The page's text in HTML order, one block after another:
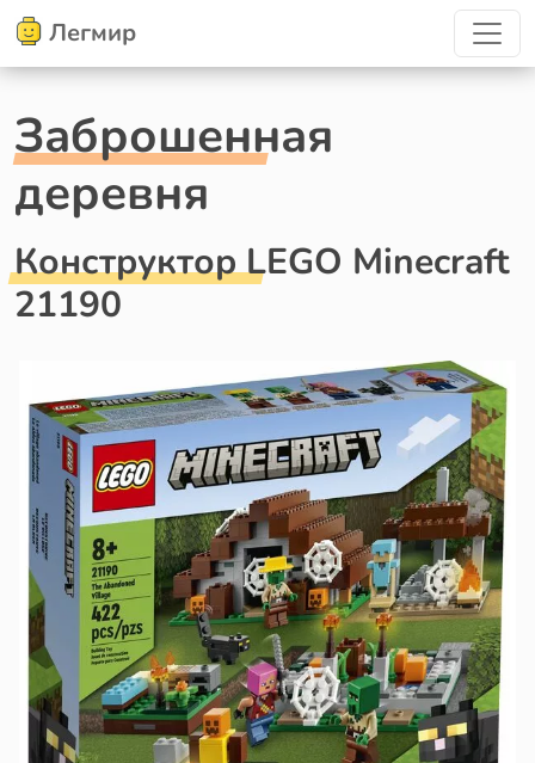
Легмир
Заброшенная
деревня
Конструктор LEGO Minecraft
21190